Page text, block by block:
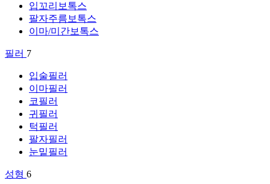
입꼬리보톡스
팔자주름보톡스
이마/미간보톡스
필러 7
입술필러
이마필러
코필러
귀필러
턱필러
팔자필러
눈밑필러
성형 6